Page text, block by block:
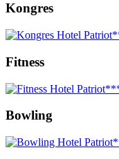
Kongres
Fitness
Bowling